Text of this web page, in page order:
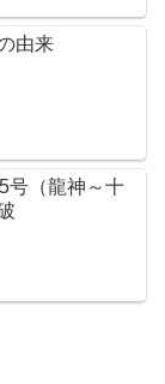
由来
号（龍神～十